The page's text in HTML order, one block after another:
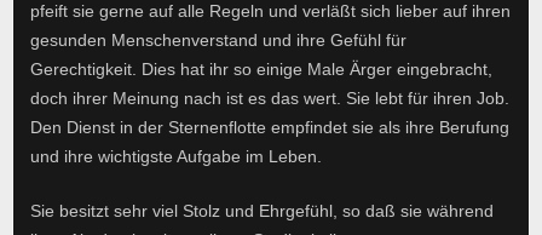
pfeift sie gerne auf alle Regeln und verläßt sich lieber auf ihren
gesunden Menschenverstand und ihre Gefühl für
Gerechtigkeit. Dies hat ihr so einige Male Ärger eingebracht,
doch ihrer Meinung nach ist es das wert. Sie lebt für ihren Job.
Den Dienst in der Sternenflotte empfindet sie als ihre Berufung
und ihre wichtigste Aufgabe im Leben.
Sie besitzt sehr viel Stolz und Ehrgefühl, so daß sie während